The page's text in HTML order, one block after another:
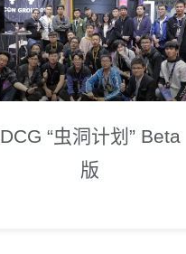
DCG “虫洞计划” Beta
版